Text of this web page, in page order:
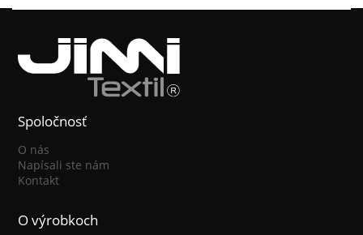
Spoločnosť
O nás
Napísali ste nám
Kontakt
O výrobkoch